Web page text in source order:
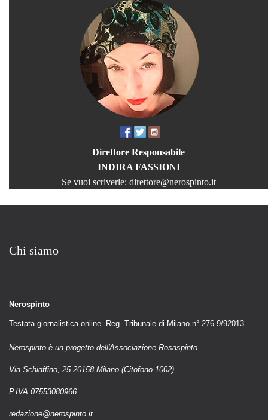
Direttore Responsabile
INDIRA FASSIONI
Se vuoi scriverle: direttore@nerospinto.it
Chi siamo
Nerospinto
Testata giornalistica online. Reg. Tribunale di Milano n° 276-9/92013.
Nerospinto è un progetto dell'Associazione Rosaspinto.
Via Schiaffino, 25 20158 Milano (Citofono 1002)
P.IVA 07553080966
redazione@nerospinto.it